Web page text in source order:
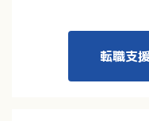
転職支